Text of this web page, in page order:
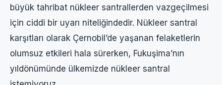
büyük tahribat nükleer santrallerden vazgeçilmesi
için ciddi bir uyarı niteliğindedir. Nükleer santral
karşıtları olarak Çernobil’de yaşanan felaketlerin
olumsuz etkileri hala sürerken, Fukuşima’nın
yıldönümünde ülkemizde nükleer santral